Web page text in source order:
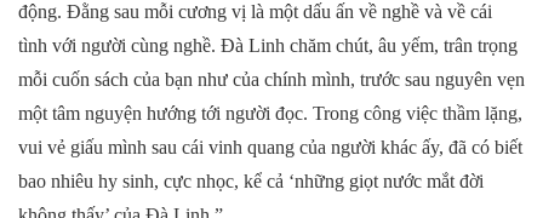
động. Đằng sau mỗi cương vị là một dấu ấn về nghề và về cái
tình với người cùng nghề. Đà Linh chăm chút, âu yếm, trân trọng
mỗi cuốn sách của bạn như của chính mình, trước sau nguyên vẹn
một tâm nguyện hướng tới người đọc. Trong công việc thầm lặng,
vui vẻ giấu mình sau cái vinh quang của người khác ấy, đã có biết
bao nhiêu hy sinh, cực nhọc, kể cả ‘những giọt nước mắt đời